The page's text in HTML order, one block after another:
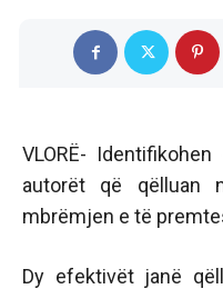
VLORË-
autorët që qëlluan
mbrëmjen e të
Dy efektivët janë